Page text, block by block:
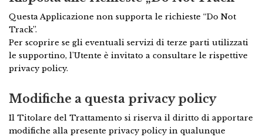
Questa Applicazione non supporta le richieste “Do Not
Track”.
Per scoprire se gli eventuali servizi di terze parti utilizzati
le supportino, l'Utente è invitato a consultare le rispettive
privacy policy.
Modifiche a questa privacy policy
Il Titolare del Trattamento si riserva il diritto di apportare
modifiche alla presente privacy policy in qualunque